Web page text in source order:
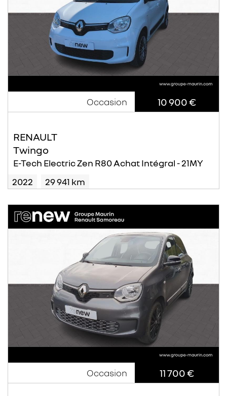
Occasion 10 900 €
RENAULT
Twingo
E-Tech Electric Zen R80 Achat Intégral - 21MY
2022
29 941 km
Occasion 11 700 €